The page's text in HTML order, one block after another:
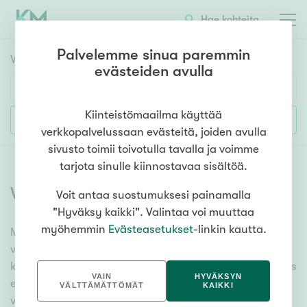
Hae kohteita
Vuokrakohteet
Huoneluku
1h 2h 3h 4h 5h+
Asuntotyyppi
Kerros-/luhtitalo
Rivitalo/paritalo
Omakoti-/erillistalo
Maa- tai metsätila
Lisää hakuehtoja
Vuokrattavat toimitilat
Meiltä löydät vuokrattavat toimitilat, oli tarpeesi mikä
vain! Tuhansien kohteiden ja satojen
kiinteistönvälittäjien verkostomme auttaa sinua kenties
elämäsi tärkeimmässä päätöksessä. Katso alta kaikki
vuokrattavat toimitilat. Hyödynnä myös kätevää
Palvelemme sinua paremmin
evästeiden avulla
Kiinteistömaailma käyttää
verkkopalvelussaan evästeitä, joiden avulla
sivusto toimii toivotulla tavalla ja voimme
tarjota sinulle kiinnostavaa sisältöä.
Voit antaa suostumuksesi painamalla
"Hyväksy kaikki". Valintaa voi muuttaa
myöhemmin Evästeasetukset-linkin kautta.
VAIN
VÄLTTÄMÄTTÖMÄT
HYVÄKSYN
KAIKKI